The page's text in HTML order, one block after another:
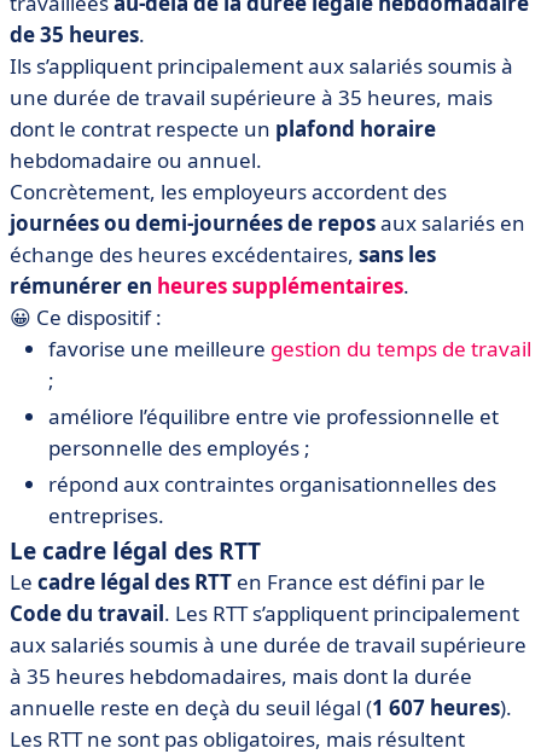
de 35 heures.
Ils s’appliquent principalement aux salariés soumis à
une durée de travail supérieure à 35 heures, mais
dont le contrat respecte un plafond horaire
hebdomadaire ou annuel.
Concrètement, les employeurs accordent des
journées ou demi-journées de reposaux salariés en
échange des heures excédentaires, sans les
rémunérer en heures supplémentaires.
😀 Ce dispositif :
favorise une meilleure gestion du temps de travail
;
améliore l’équilibre entre vie professionnelle et
personnelle des employés ;
répond aux contraintes organisationnelles des
entreprises.
Le cadre légal des RTT
Le cadre légal des RTT en France est défini par le
Code du travail. Les RTT s’appliquent principalement
aux salariés soumis à une durée de travail supérieure
à 35 heures hebdomadaires, mais dont la durée
annuelle reste en deçà du seuil légal (1 607 heures).
Les RTT ne sont pas obligatoires, mais résultent